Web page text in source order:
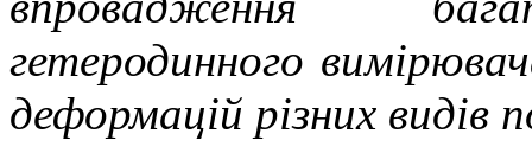
гетеродинного
деформацій різних